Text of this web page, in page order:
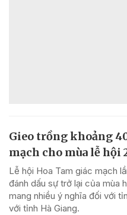
Gieo trồng khoảng
mạch cho mùa lễ hội
Lễ hội Hoa Tam giác mạch
đánh dấu sự trở lại của mùa
mang nhiều ý nghĩa đối với
với tỉnh Hà Giang.